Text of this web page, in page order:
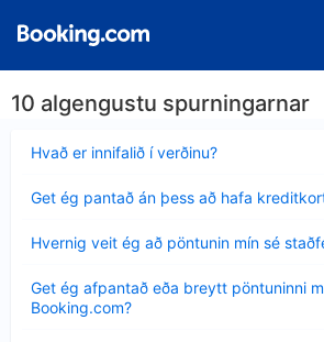
10 algengustu spurningarnar
Hvað er innifalið í verðinu?
sýnt
Get ég pantað án þess að hafa
sýnt
Hvernig veit ég að pöntunin mín sé
sýnt
Get ég afpantað eða breytt pöntuninni
Booking.com?
sýnt